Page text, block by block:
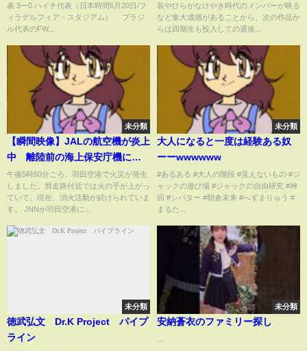
に波及「W杯でも見られて嬉し
い」(ABEMA TIMES)
表 3ー0 ハイチ代表（日本時間6月20日/フ
ィラデルフィア・スタジアム） ブラジ
ル代表のFW...
６選(高瀬愛奈,高本彩花,濱岸ひよ
り)
装やひらがなけやき時代のメンバーが映る
など集大成感があることから、次の作品か
らは四期生も投入しての選抜...
未分類
【瞬間映像】JALの航空機が炎上
中 離陸前の海上保安庁機にぶ
つかった可能性
午後5時50分ごろ、羽田空港で火災が発生
しました。滑走路付近では火の手が上がっ
ていて、現在、消火活動が続けられていま
す。 JNNが羽田空港に...
未分類
大人になると一度は経験ある奴
ーーwwwwww
#あるある #大人の階段 #見えないもの #ジ
ャックの遊び場 #ジャックの自由研究 #神
回 #シバター #朝倉未来 #へずまりゅう #
まるた...
未分類
徳武弘文 Dr.K Project パイプ
ライン
未分類
安納蒼衣のファミリー探し